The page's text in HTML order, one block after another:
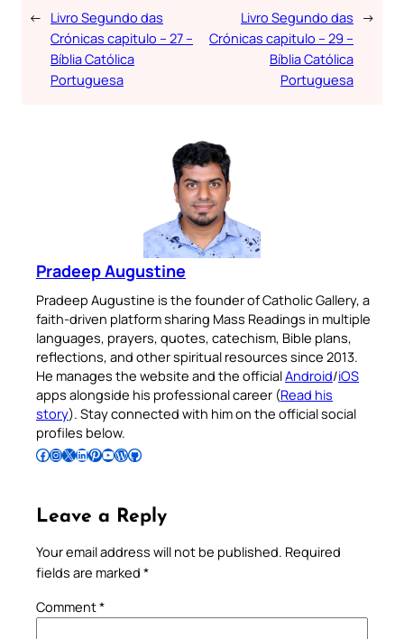
← Livro Segundo das
Crónicas capitulo – 27 –
Bíblia Católica
Portuguesa
Livro Segundo das
Crónicas capitulo – 29 –
Bíblia Católica
Portuguesa
→
Pradeep Augustine
Pradeep Augustine is the founder of Catholic Gallery, a
faith-driven platform sharing Mass Readings in multiple
languages, prayers, quotes, catechism, Bible plans,
reflections, and other spiritual resources since 2013.
He manages the website and the officialAndroid/iOS
apps alongside his professional career (Read his
story). Stay connected with him on the official social
profiles below.
Follow Pradeep on Facebook Follow Pradeep on InstagramFollow Pradeep on X Follow Pradeep on LinkedIn Follow Pradeep on Pinterest Subscribe to Pradeep’s Youtube Channel Follow Pradeep on WordPress Follow Pradeep on GitHub
Leave a Reply
Your email address will not be published. Required
fields are marked *
Comment*